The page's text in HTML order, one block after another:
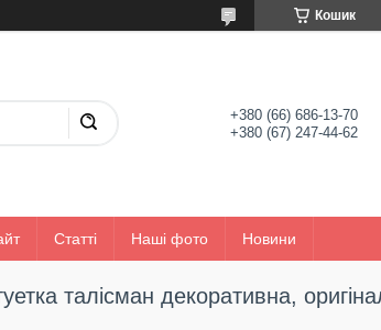
Кошик
+380 (66) 686-13-70
+380 (67) 247-44-62
Статті Наші фото Новини
талісман декоративна,